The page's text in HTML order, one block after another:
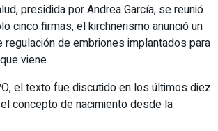
presidida por Andrea García, se reunió
cinco firmas, el kirchnerismo anunció un
de embriones implantados para
viene.
el texto fue discutido en los últimos diez
concepto de nacimiento desde la